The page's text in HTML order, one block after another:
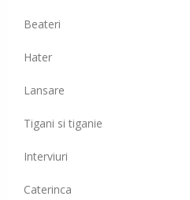
Beateri
Hater
Lansare
Tigani si tiganie
Interviuri
Caterinca